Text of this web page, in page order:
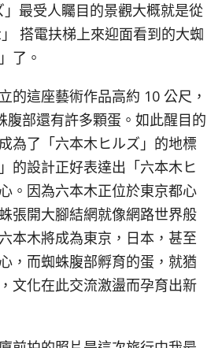
」最受人矚目的景觀大概就是從
搭電扶梯上來迎面看到的大蜘
了。
這座藝術作品高約 10 公尺，
腹部還有許多顆蛋。如此醒目的
為了「六本木ヒルズ」的地標
的設計正好表達出「六本木ヒ
。因為六本木正位於東京都心
張開大腳結網就像網路世界般
本木將成為東京，日本，甚至
，而蜘蛛腹部孵育的蛋，就猶
文化在此交流激盪而孕育出新